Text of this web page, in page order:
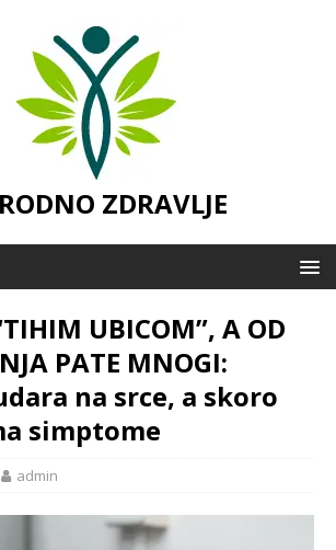
ZDRAVLJE
UBICOM”, A OD
PATE MNOGI:
na srce, a skoro
simptome
admin